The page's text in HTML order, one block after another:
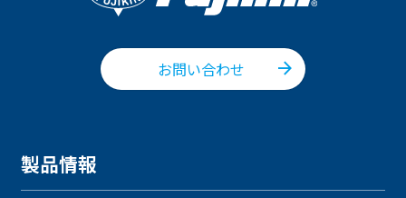
お問い合わせ
製品情報